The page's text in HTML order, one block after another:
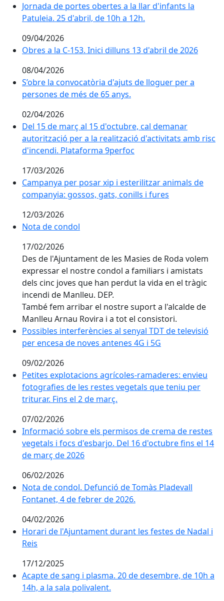
Jornada de portes obertes a la llar d'infants la
Patuleia. 25 d'abril, de 10h a 12h.
Jornada de portes obertes a la llar d'infants la
Patuleia. 25 d'abril, de 10h a 12h.
09/04/2026
Obres a la C-153. Inici dilluns 13 d'abril de 2026
Obres a la C-153. Inici dilluns 13 d'abril de 2026
08/04/2026
S’obre la convocatòria d'ajuts de lloguer per a
persones de més de 65 anys.
S’obre la convocatòria d'ajuts de lloguer per a
persones de més de 65 anys.
02/04/2026
Del 15 de març al 15 d'octubre, cal demanar
autorització per a la realització d'activitats amb risc
d'incendi. Plataforma 9perfoc
Del 15 de març al 15 d'octubre, cal demanar
autorització per a la realització d'activitats amb risc
d'incendi. Plataforma 9perfoc
17/03/2026
Campanya per posar xip i esterilitzar animals de
companyia: gossos, gats, conills i fures
Campanya per posar xip i esterilitzar animals de
companyia: gossos, gats, conills i fures
12/03/2026
Nota de condol
Nota de condol
17/02/2026
Des de l'Ajuntament de les Masies de Roda volem
expressar el nostre condol a familiars i amistats
dels cinc joves que han perdut la vida en el tràgic
incendi de Manlleu. DEP.
També fem arribar el nostre suport a l'alcalde de
Manlleu Arnau Rovira i a tot el consistori.
Possibles interferències al senyal TDT de televisió
per encesa de noves antenes 4G i 5G
Possibles interferències al senyal TDT de televisió
per encesa de noves antenes 4G i 5G
09/02/2026
Petites explotacions agrícoles-ramaderes: envieu
fotografies de les restes vegetals que teniu per
triturar. Fins el 2 de març.
Petites explotacions agrícoles-ramaderes: envieu
fotografies de les restes vegetals que teniu per
triturar. Fins el 2 de març.
07/02/2026
Informació sobre els permisos de crema de restes
vegetals i focs d'esbarjo. Del 16 d'octubre fins el 14
de març de 2026
Informació sobre els permisos de crema de restes
vegetals i focs d'esbarjo. Del 16 d'octubre fins el 14
de març de 2026
06/02/2026
Nota de condol. Defunció de Tomàs Pladevall
Fontanet, 4 de febrer de 2026.
Nota de condol. Defunció de Tomàs Pladevall
Fontanet, 4 de febrer de 2026.
04/02/2026
Horari de l'Ajuntament durant les festes de Nadal i
Reis
Horari de l'Ajuntament durant les festes de Nadal i
Reis
17/12/2025
Acapte de sang i plasma. 20 de desembre, de 10h a
14h, a la sala polivalent.
Acapte de sang i plasma. 20 de desembre, de 10h a
14h, a la sala polivalent.